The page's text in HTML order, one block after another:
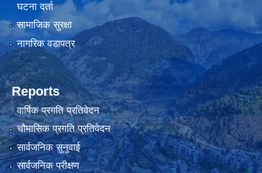
घटना दर्ता
सामाजिक सुरक्षा
नागरिक वडापत्र
Reports
वार्षिक प्रगति प्रतिवेदन
चौमासिक प्रगति प्रतिवेदन
सार्वजनिक सुनुवाई
सार्वजनिक परीक्षण